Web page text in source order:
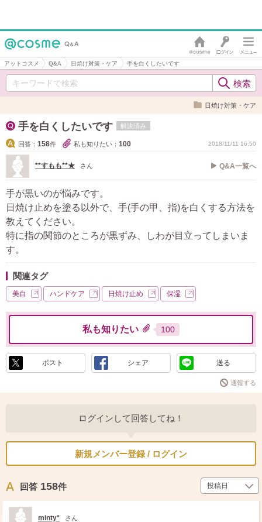
アットコスメ Q&A 日焼け対策・ケア 手を白くしたいです
日焼け対策・ケア
手を白くしたいです 解決済み
回答： 158件 私も知りたい： 100 2018/11/11 16:50
**すもも**★ さん Q&A一覧へ
手が黒いのが悩みです。
日焼け止めを塗る以外で、手(手の甲、指)を白くする方法を
教えてください。
特に指の関節のところが黒ずみ、しわが目立ってしまいま
す。
関連タグ
美白 ハンドケア 日焼け止め 保湿
私も知りたい 100
ポスト シェア 送る
通報する
ログインして回答してね！
新規メンバー登録 / ログイン
回答 158件
minty* さん